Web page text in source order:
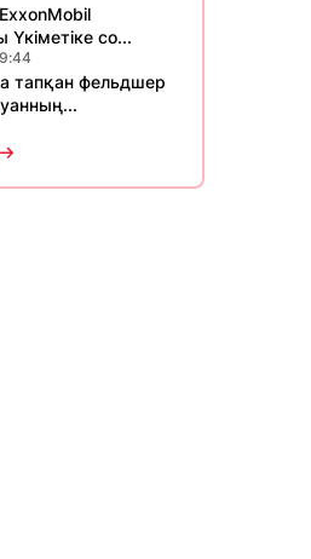
Үкіметіке со...
тапқан фельдшер